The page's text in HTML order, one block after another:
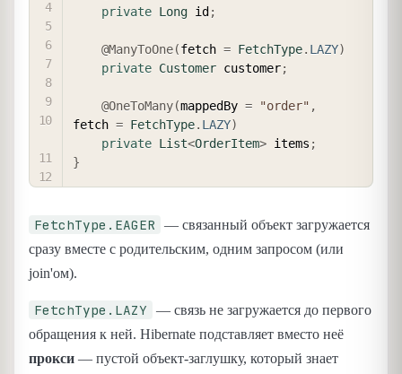
private Long id;
@ManyToOne(fetch = FetchType. LAZY)
private Customer customer;
@OneToMany(mappedBy = "order" ,
fetch = FetchType. LAZY)
private List<OrderItem> items ;
}
FetchType.EAGER
— связанный объект загружается
сразу вместе с родительским, одним запросом (или
join'ом).
FetchType.LAZY
— связь не загружается до первого
обращения к ней. Hibernate подставляет вместо неё
прокси — пустой объект-заглушку, который знает